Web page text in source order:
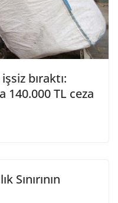
bıraktı:
140.000 TL ceza
Sınırının